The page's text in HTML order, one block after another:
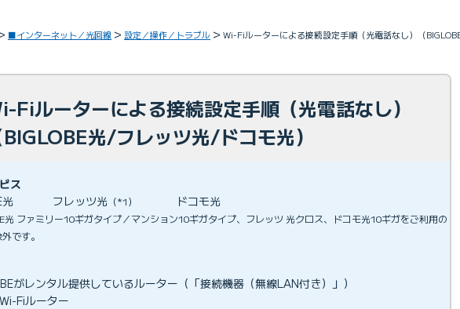
■インターネット／光回線 設定／操作／トラブル Wi-Fiルーターによる接続設定手順（光電話なし）（
Fiルーターによる接続設定手順（光電話なし）
BIGLOBE光/フレッツ光/ドコモ光）
ス
フレッツ光 （*1） ドコモ光
ファミリー10ギガタイプ／マンション10ギガタイプ、フレッツ 光クロス、ドコモ光10ギガをご利用の
です。
がレンタル提供しているルーター（「接続機器（無線LAN付き）」）
Fiルーター